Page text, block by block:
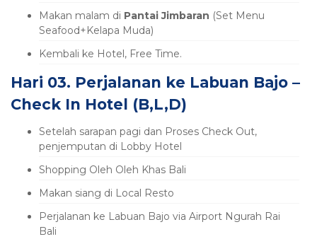
Makan malam di Pantai Jimbaran (Set Menu
Seafood+Kelapa Muda)
Kembali ke Hotel, Free Time.
Hari 03. Perjalanan ke Labuan Bajo –
Check In Hotel (B,L,D)
Setelah sarapan pagi dan Proses Check Out,
penjemputan di Lobby Hotel
Shopping Oleh Oleh Khas Bali
Makan siang di Local Resto
Perjalanan ke Labuan Bajo via Airport Ngurah Rai
Bali